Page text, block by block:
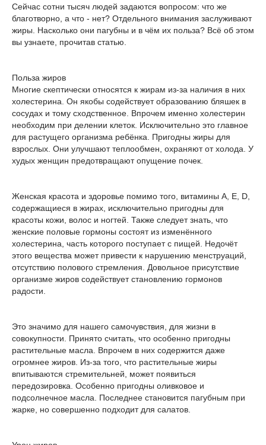
Сейчас сотни тысяч людей задаются вопросом: что же
благотворно, а что - нет? Отдельного внимания заслуживают
жиры. Насколько они пагубны и в чём их польза? Всё об этом
вы узнаете, прочитав статью.
Польза жиров
Многие скептически относятся к жирам из-за наличия в них
холестерина. Он якобы содействует образованию бляшек в
сосудах и тому сходственное. Впрочем именно холестерин
необходим при делении клеток. Исключительно это главное
для растущего организма ребёнка. Пригодны жиры для
взрослых. Они улучшают теплообмен, охраняют от холода. У
худых женщин предотвращают опущение почек.
Женская красота и здоровье помимо того, витамины А, Е, D,
содержащиеся в жирах, исключительно пригодны для
красоты кожи, волос и ногтей. Также следует знать, что
женские половые гормоны состоят из изменённого
холестерина, часть которого поступает с пищей. Недочёт
этого вещества может привести к нарушению менструаций,
отсутствию полового стремления. Довольное присутствие
организме жиров содействует становлению гормонов
радости.
Это значимо для нашего самочувствия, для жизни в
совокупности. Принято считать, что особенно пригодны
растительные масла. Впрочем в них содержится даже
огромнее жиров. Из-за того, что растительные жиры
впитываются стремительней, может появиться
передозировка. Особенно пригодны оливковое и
подсолнечное масла. Последнее становится пагубным при
жарке, но совершенно подходит для салатов.